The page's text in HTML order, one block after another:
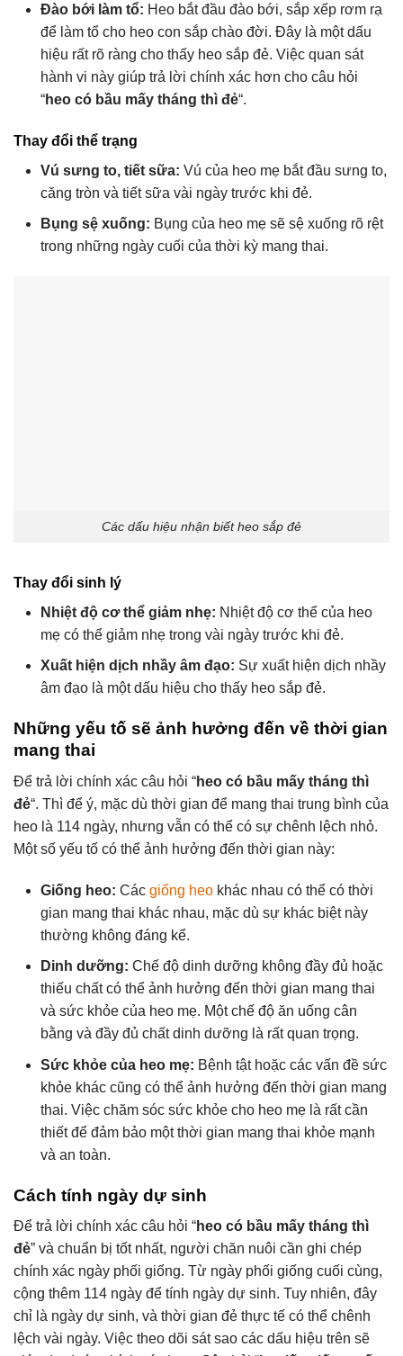
Đào bới làm tổ: Heo bắt đầu đào bới, sắp xếp rơm rạ
để làm tổ cho heo con sắp chào đời. Đây là một dấu
hiệu rất rõ ràng cho thấy heo sắp đẻ. Việc quan sát
hành vi này giúp trả lời chính xác hơn cho câu hỏi
“heo có bầu mấy tháng thì đẻ“.
Thay đổi thể trạng
Vú sưng to, tiết sữa: Vú của heo mẹ bắt đầu sưng to,
căng tròn và tiết sữa vài ngày trước khi đẻ.
Bụng sệ xuống: Bụng của heo mẹ sẽ sệ xuống rõ rệt
trong những ngày cuối của thời kỳ mang thai.
Các dấu hiệu nhận biết heo sắp đẻ
Thay đổi sinh lý
Nhiệt độ cơ thể giảm nhẹ: Nhiệt độ cơ thể của heo
mẹ có thể giảm nhẹ trong vài ngày trước khi đẻ.
Xuất hiện dịch nhầy âm đạo: Sự xuất hiện dịch nhầy
âm đạo là một dấu hiệu cho thấy heo sắp đẻ.
Những yếu tố sẽ ảnh hưởng đến về thời gian
mang thai
Để trả lời chính xác câu hỏi “heo có bầu mấy tháng thì
đẻ“. Thì để ý, mặc dù thời gian để mang thai trung bình của
heo là 114 ngày, nhưng vẫn có thể có sự chênh lệch nhỏ.
Một số yếu tố có thể ảnh hưởng đến thời gian này:
Giống heo: Các giống heo khác nhau có thể có thời
gian mang thai khác nhau, mặc dù sự khác biệt này
thường không đáng kể.
Dinh dưỡng: Chế độ dinh dưỡng không đầy đủ hoặc
thiếu chất có thể ảnh hưởng đến thời gian mang thai
và sức khỏe của heo mẹ. Một chế độ ăn uống cân
bằng và đầy đủ chất dinh dưỡng là rất quan trọng.
Sức khỏe của heo mẹ: Bệnh tật hoặc các vấn đề sức
khỏe khác cũng có thể ảnh hưởng đến thời gian mang
thai. Việc chăm sóc sức khỏe cho heo mẹ là rất cần
thiết để đảm bảo một thời gian mang thai khỏe mạnh
và an toàn.
Cách tính ngày dự sinh
Để trả lời chính xác câu hỏi “heo có bầu mấy tháng thì
đẻ” và chuẩn bị tốt nhất, người chăn nuôi cần ghi chép
chính xác ngày phối giống. Từ ngày phối giống cuối cùng,
cộng thêm 114 ngày để tính ngày dự sinh. Tuy nhiên, đây
chỉ là ngày dự sinh, và thời gian đẻ thực tế có thể chênh
lệch vài ngày. Việc theo dõi sát sao các dấu hiệu trên sẽ